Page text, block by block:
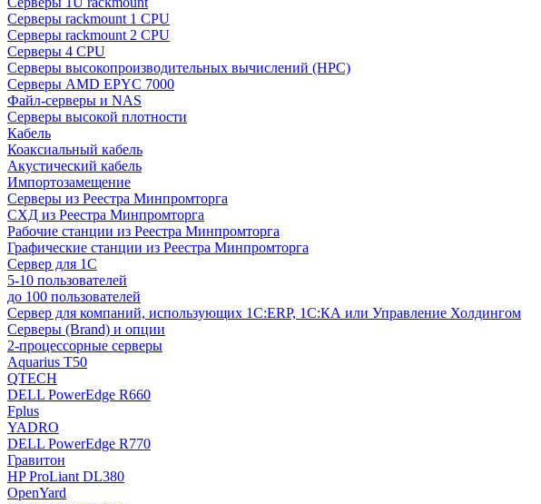
Серверы rackmount 1 CPU
Серверы rackmount 2 CPU
Серверы 4 CPU
Серверы высокопроизводительных вычислений (HPC)
Серверы AMD EPYC 7000
Файл-серверы и NAS
Серверы высокой плотности
Кабель
Коаксиальный кабель
Акустический кабель
Импортозамещение
Серверы из Реестра Минпромторга
СХД из Реестра Минпромторга
Рабочие станции из Реестра Минпромторга
Графические станции из Реестра Минпромторга
Сервер для 1С
5-10 пользователей
до 100 пользователей
Сервер для компаний, использующих 1C:ERP, 1С:КА или Управление Холдингом
Серверы (Brand) и опции
2-процессорные серверы
Aquarius T50
QTECH
DELL PowerEdge R660
Fplus
YADRO
DELL PowerEdge R770
Гравитон
HP ProLiant DL380
OpenYard